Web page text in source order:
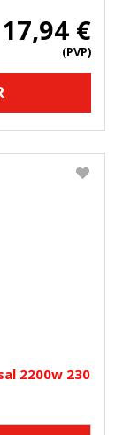
17,94 €
(PVP)
2200w 230